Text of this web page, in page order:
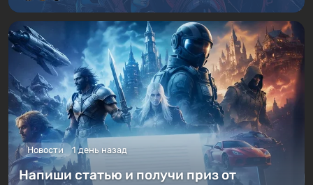
Новости 1 день назад
Напиши статью и получи приз от